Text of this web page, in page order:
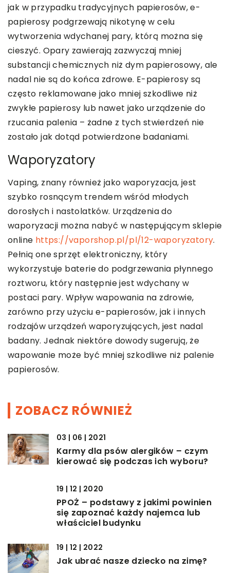
jak w przypadku tradycyjnych papierosów, e-
papierosy podgrzewają nikotynę w celu
wytworzenia wdychanej pary, którą można się
cieszyć. Opary zawierają zazwyczaj mniej
substancji chemicznych niż dym papierosowy, ale
nadal nie są do końca zdrowe. E-papierosy są
często reklamowane jako mniej szkodliwe niż
zwykłe papierosy lub nawet jako urządzenie do
rzucania palenia – żadne z tych stwierdzeń nie
zostało jak dotąd potwierdzone badaniami.
Waporyzatory
Vaping, znany również jako waporyzacja, jest
szybko rosnącym trendem wśród młodych
dorosłych i nastolatków. Urządzenia do
waporyzacji można nabyć w następującym sklepie
online https://vaporshop.pl/pl/12-waporyzatory.
Pełnią one sprzęt elektroniczny, który
wykorzystuje baterie do podgrzewania płynnego
roztworu, który następnie jest wdychany w
postaci pary. Wpływ wapowania na zdrowie,
zarówno przy użyciu e-papierosów, jak i innych
rodzajów urządzeń waporyzujących, jest nadal
badany. Jednak niektóre dowody sugerują, że
wapowanie może być mniej szkodliwe niż palenie
papierosów.
ZOBACZ RÓWNIEŻ
03 | 06 | 2021
Karmy dla psów alergików – czym
kierować się podczas ich wyboru?
19 | 12 | 2020
PPOŻ – podstawy z jakimi powinien
się zapoznać każdy najemca lub
właściciel budynku
19 | 12 | 2022
Jak ubrać nasze dziecko na zimę?